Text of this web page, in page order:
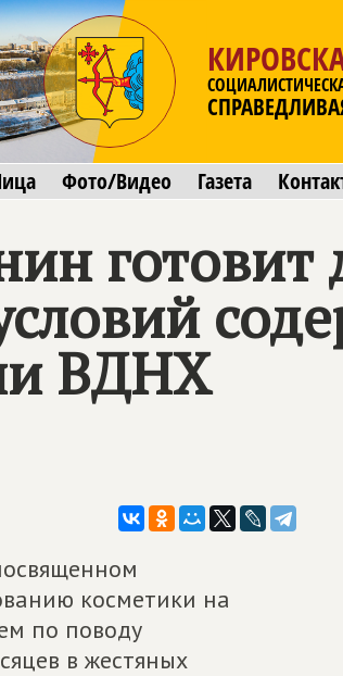
Фото/Видео Газета
готовит
ВДНХ
косметики на
по поводу
в жестяных